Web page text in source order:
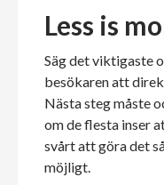
Less is
Säg det viktigaste
besökaren att
Nästa steg måste
om de flesta inser
svårt att göra det
möjligt.